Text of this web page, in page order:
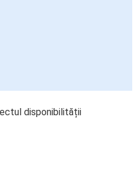
disponibilității